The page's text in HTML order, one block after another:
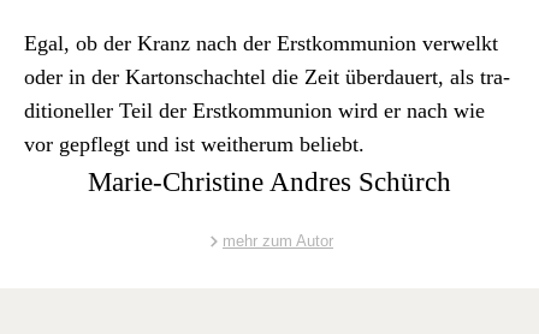
Egal, ob der Kranz nach der Erstkom­mu­nion ver­welkt
oder in der Kar­ton­schachtel die Zeit über­dauert, als tra­
di­tioneller Teil der Erstkom­mu­nion wird er nach wie
vor gepflegt und ist wei­therum beliebt.
Marie-Christine Andres Schürch
mehr zum Autor